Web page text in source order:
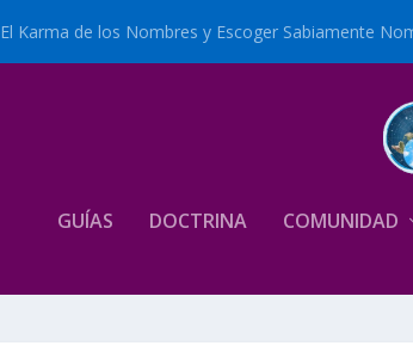
El Karma de los Nombres y Escoger Sabiamente
GUÍAS DOCTRINA COMUNIDAD